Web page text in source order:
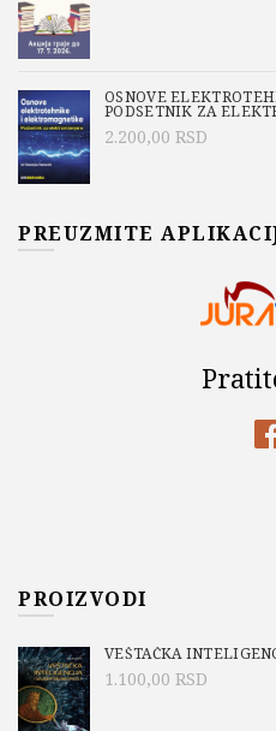
OSNOVE
PODSETNIK ZA
2.200,00 RSD
PREUZMITE
PROIZVODI
VEŠTAČKA
1.100,00 RSD